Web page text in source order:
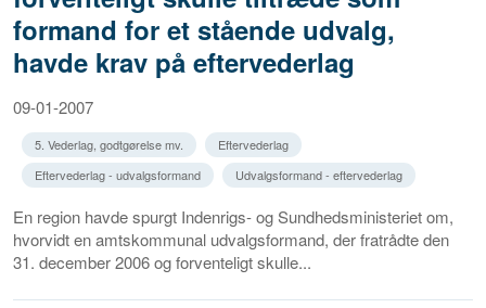
formand for et stående udvalg,
havde krav på eftervederlag
09-01-2007
5. Vederlag, godtgørelse mv.
Eftervederlag
Eftervederlag - udvalgsformand
Udvalgsformand - eftervederlag
En region havde spurgt Indenrigs- og Sundhedsministeriet om,
hvorvidt en amtskommunal udvalgsformand, der fratrådte den
31. december 2006 og forventeligt skulle...